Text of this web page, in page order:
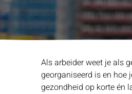
Als arbeider weet je als
georganiseerd is en hoe
gezondheid op korte én